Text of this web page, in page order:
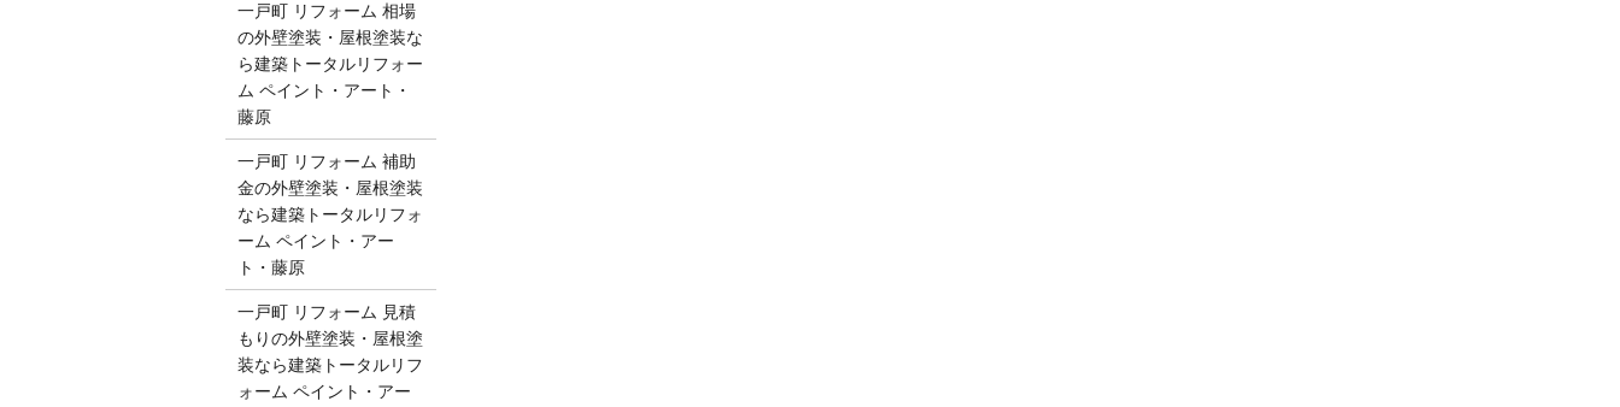
一戸町 リフォーム 相場
の外壁塗装・屋根塗装な
ら建築トータルリフォー
ム ペイント・アート・
藤原
一戸町 リフォーム 補助
金の外壁塗装・屋根塗装
なら建築トータルリフォ
ーム ペイント・アー
ト・藤原
一戸町 リフォーム 見積
もりの外壁塗装・屋根塗
装なら建築トータルリフ
ォーム ペイント・アー